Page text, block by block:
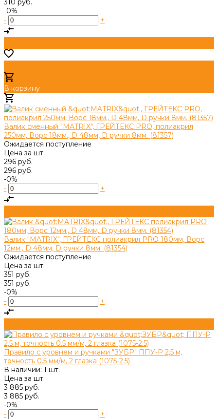
-0%
-
+
В корзину
Валик сменный "MATRIX", ГРЕЙТЕКС PRO, полиакрил
250мм, Ворс 18мм., D 48мм, D ручки 8мм. (81357)
Ожидается поступление
Цена за шт
296 руб.
296 руб.
-0%
-
+
Валик "MATRIX", ГРЕЙТЕКС полиакрил PRO 180мм, Ворс
12мм., D 48мм, D ручки 8мм. (81354)
Ожидается поступление
Цена за шт
351 руб.
351 руб.
-0%
-
+
Правило с уровнем и ручками "ЗУБР" ППУ-Р 2,5 м,
точность 0.5 мм/м, 2 глазка (1075-2.5)
В наличии: 1 шт.
Цена за шт
3 885 руб.
3 885 руб.
-0%
-
+